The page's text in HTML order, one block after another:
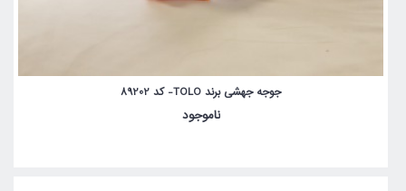
جوجه جهشی برند TOLO- کد 89202
ناموجود